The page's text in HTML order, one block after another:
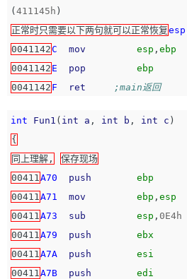
( 411145h )
正常时只需要以下两句就可以正常恢复esp
0041142C mov esp , ebp
0041142 E pop
ebp
0041142 F ret ;main返回
int Fun1 ( int a , int b , int c )
{
同上理解,
保存现场
00411A70 push
ebp
00411A71 mov ebp , esp
00411A73 sub esp , 0E4h
00411A79 push
ebx
00411A7A push
esi
00411A7B push
edi